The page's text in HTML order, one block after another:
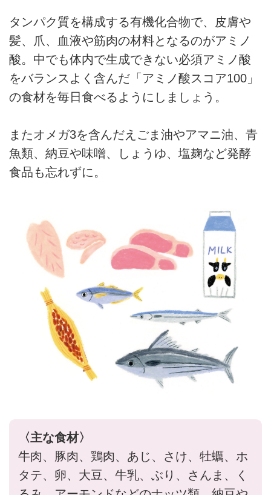
タンパク質を構成する有機化合物で、皮膚や
髪、爪、血液や筋肉の材料となるのがアミノ
酸。中でも体内で生成できない必須アミノ酸
をバランスよく含んだ「アミノ酸スコア100」
の食材を毎日食べるようにしましょう。
またオメガ3を含んだえごま油やアマニ油、青
魚類、納豆や味噌、しょうゆ、塩麹など発酵
食品も忘れずに。
〈主な食材〉
牛肉、豚肉、鶏肉、あじ、さけ、牡蠣、ホ
タテ、卵、大豆、牛乳、ぶり、さんま、く